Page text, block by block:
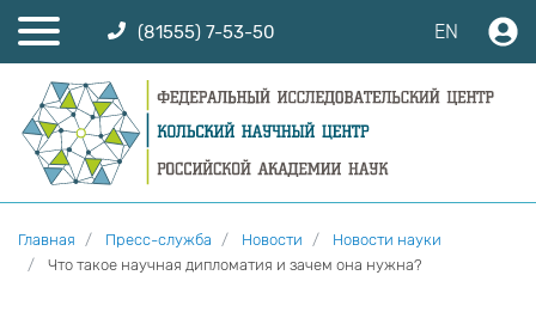
(81555) 7-53-50 EN
Главная Пресс-служба Новости
Новости науки
Что такое научная дипломатия и зачем она нужна?